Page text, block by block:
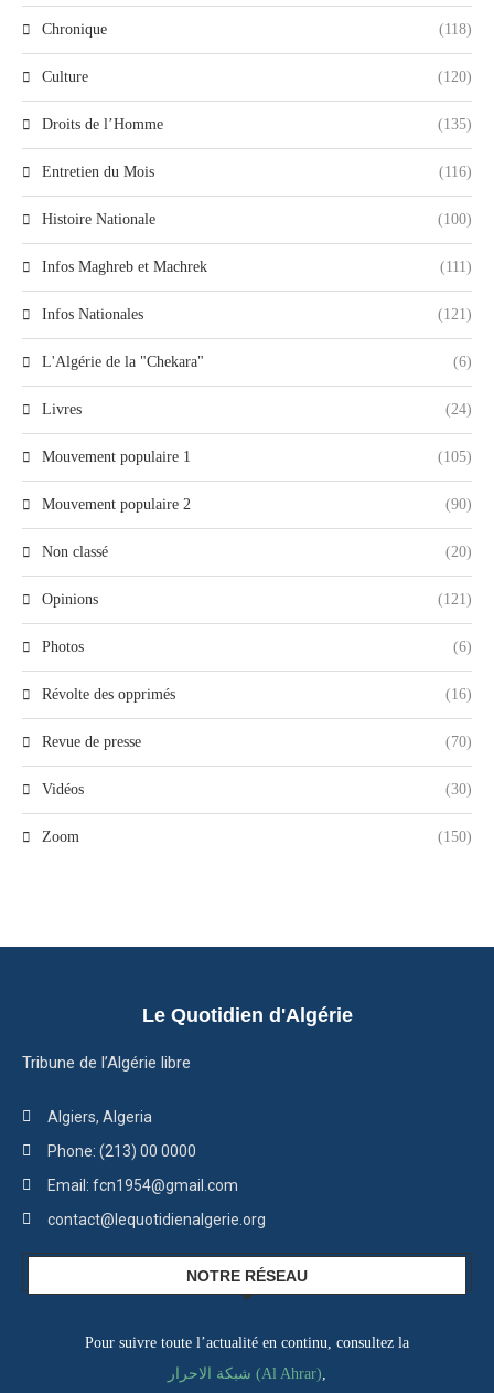
Chronique (118)
Culture (120)
Droits de l’Homme (135)
Entretien du Mois (116)
Histoire Nationale (100)
Infos Maghreb et Machrek (111)
Infos Nationales (121)
L'Algérie de la "Chekara" (6)
Livres (24)
Mouvement populaire 1 (105)
Mouvement populaire 2 (90)
Non classé (20)
Opinions (121)
Photos (6)
Révolte des opprimés (16)
Revue de presse (70)
Vidéos (30)
Zoom (150)
Le Quotidien d'Algérie
Tribune de l’Algérie libre
Algiers, Algeria
Phone: (213) 00 0000
Email: fcn1954@gmail.com
contact@lequotidienalgerie.org
NOTRE RÉSEAU
Pour suivre toute l’actualité en continu, consultez la
شبكة الاحرار (Al Ahrar),